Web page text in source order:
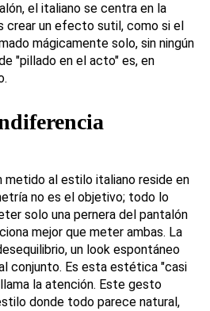
el italiano se centra en la
crear un efecto sutil, como si el
mágicamente solo, sin ningún
"pillado en el acto" es, en
metido al estilo italiano reside en
no es el objetivo; todo lo
solo una pernera del pantalón
mejor que meter ambas. La
un look espontáneo
conjunto. Es esta estética "casi
la atención. Este gesto
donde todo parece natural,